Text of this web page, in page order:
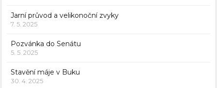
Jarní průvod a velikonoční zvyky
7. 5. 2025
Pozvánka do Senátu
5. 5. 2025
Stavění máje v Buku
30. 4. 2025